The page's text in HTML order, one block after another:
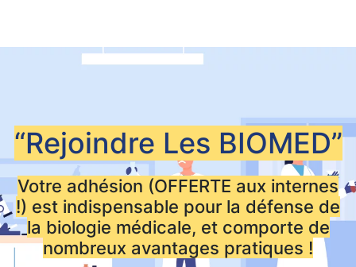
“Rejoindre Les BIOMED”
Votre adhésion (OFFERTE aux internes
!) est indispensable pour la défense de
la biologie médicale, et comporte de
nombreux avantages pratiques !